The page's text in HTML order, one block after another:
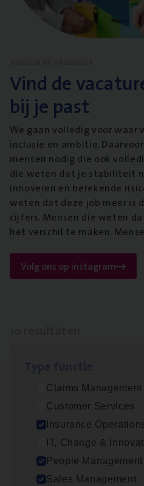
Vind de
bij je past
We gaan volledig voor
inclusie en ambitie.
mensen nodig die ook
die weten dat je stabiliteit
innoveren en berekende
weten dat deze job meer is
cijfers. Mensen die weten
het verschil te maken.
Volg ons op instagram
Claims Management
Customer Services
Insurance
IT, Change &
People Management
Sales Management
Advisor/​Configuratie
Benefits
Insurance Operations
Beveren